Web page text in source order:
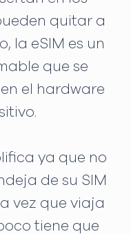
quitar a
la eSIM es un
que se
el hardware
ya que no
de su SIM
vez que viaja
tiene que